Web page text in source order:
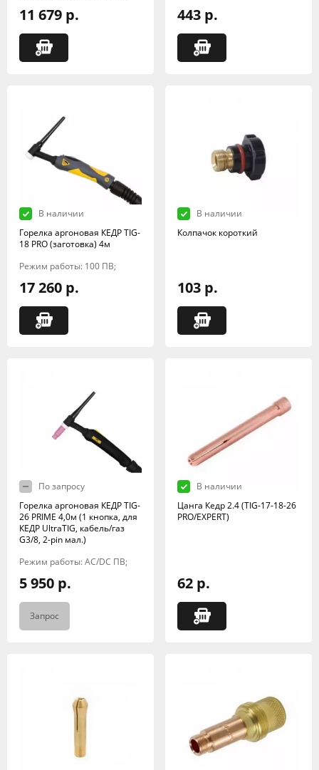
11 679 р. 443 р.
В наличии
Горелка аргоновая КЕДР TIG-
18 PRO (заготовка) 4м
Режим работы: 100 ПВ;
17 260 р.
В наличии
Колпачок короткий
103 р.
По запросу
Горелка аргоновая КЕДР TIG-
26 PRIME 4,0м (1 кнопка, для
КЕДР UltraTIG, кабель/газ
G3/8, 2-pin мал.)
Режим работы: AC/DC ПВ;
5 950 р.
Запрос
В наличии
Цанга Кедр 2.4 (TIG-17-18-26
PRO/EXPERT)
62 р.